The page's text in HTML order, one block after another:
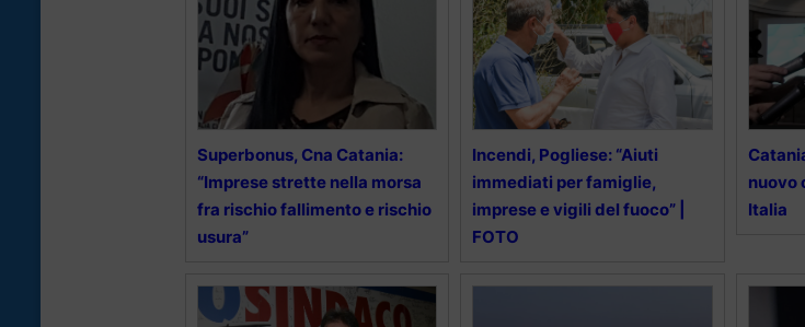
Superbonus, Cna Catania:
“Imprese strette nella morsa
fra rischio fallimento e rischio
usura”
Incendi, Pogliese: “Aiuti
immediati per famiglie,
imprese e vigili del fuoco” |
FOTO
nuovo
Italia